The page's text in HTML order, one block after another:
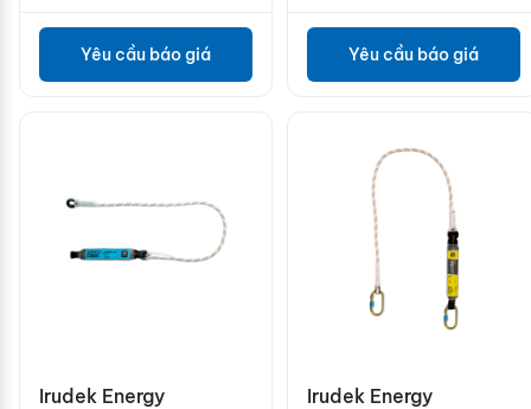
Yêu cầu báo giá Yêu cầu báo giá
Irudek Energy
Irudek Energy